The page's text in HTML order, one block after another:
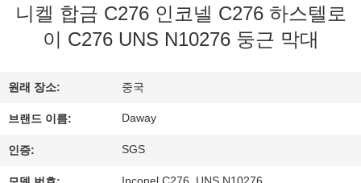
대
하
니켈 합금 C276 인코넬 C276 하스텔로
이 C276 UNS N10276 둥근 막대
원래 장소: 중국
브랜드 이름: Daway
인증: SGS